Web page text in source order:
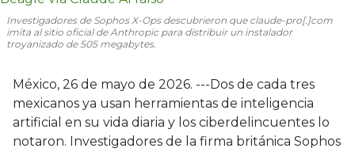
Investigadores de Sophos X-Ops descubrieron que claude-pro[.]com
imita al sitio oficial de Anthropic para distribuir un instalador
troyanizado de 505 megabytes.
México, 26 de mayo de 2026. ---Dos de cada tres
mexicanos ya usan herramientas de inteligencia
artificial en su vida diaria y los ciberdelincuentes lo
notaron. Investigadores de la firma británica Sophos